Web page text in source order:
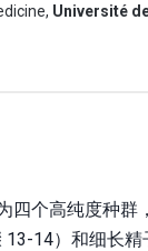
Université
四个高纯度种群
14）和细长